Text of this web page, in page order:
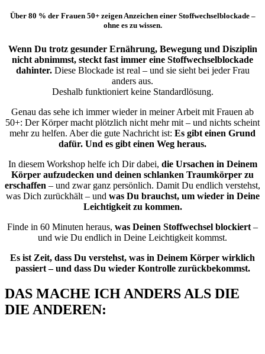
Über 80 % der Frauen 50+ zeigen Anzeichen einer Stoffwechselblockade –
ohne es zu wissen.
Wenn Du trotz gesunder Ernährung, Bewegung und Disziplin
nicht abnimmst, steckt fast immer eine Stoffwechselblockade
dahinter.Diese Blockade ist real – und sie sieht bei jeder Frau
anders aus.
Deshalb funktioniert keine Standardlösung.
Genau das sehe ich immer wieder in meiner Arbeit mit Frauen ab
50+: Der Körper macht plötzlich nicht mehr mit – und nichts scheint
mehr zu helfen. Aber die gute Nachricht ist: Es gibt einen Grund
dafür. Und es gibt einen Weg heraus.
In diesem Workshop helfe ich Dir dabei, die Ursachen in Deinem
Körper aufzudecken und deinen schlanken Traumkörper zu
erschaffen – und zwar ganz persönlich. Damit Du endlich verstehst,
was Dich zurückhält – und was Du brauchst, um wieder in Deine
Leichtigkeit zu kommen.
Finde in 60 Minuten heraus, was Deinen Stoffwechsel blockiert –
und wie Du endlich in Deine Leichtigkeit kommst.
Es ist Zeit, dass Du verstehst, was in Deinem Körper wirklich
passiert – und dass Du wieder Kontrolle zurückbekommst.
DAS MACHE ICH ANDERS ALS DIE
DIE ANDEREN: